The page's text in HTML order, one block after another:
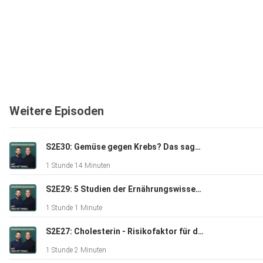
Weitere Episoden
S2E30: Gemüse gegen Krebs? Das sagt die Datenlage
1 Stunde 14 Minuten
S2E29: 5 Studien der Ernährungswissenschaft, die man kennen sollte
1 Stunde 1 Minute
S2E27: Cholesterin - Risikofaktor für die Gesundheit oder eine lebenswichtige Substanz?
1 Stunde 2 Minuten